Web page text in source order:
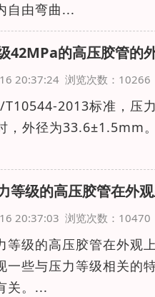
自由弯曲...
42MPa的高压胶管的
20:37:24 浏览次数：10266
T10544-2013标准，压
，外径为33.6±1.5mm
等级的高压胶管在外
20:37:03 浏览次数：10470
等级的高压胶管在外观
一些与压力等级相关的
关。...